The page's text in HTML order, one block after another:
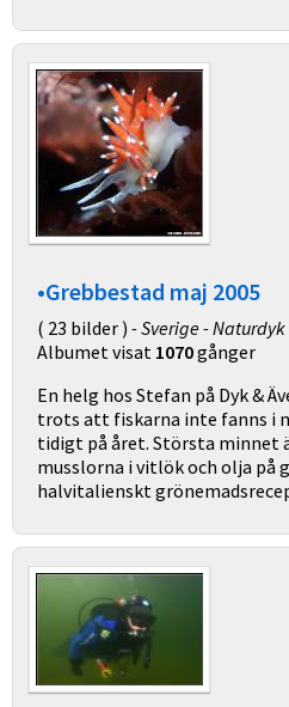
•Grebbestad maj 2005
( 23 bilder ) - Sverige -
Albumet visat 1070gånger
En helg hos Stefan på Dyk &
trots att fiskarna inte fanns i
tidigt på året. Största minnet
musslorna i vitlök och olja
halvitalienskt